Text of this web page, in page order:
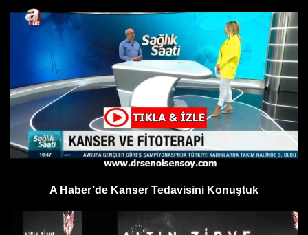
A Haber’de Kanser Tedavisini Konuştuk